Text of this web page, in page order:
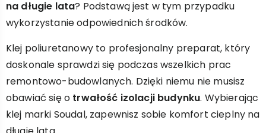
na długie lata? Podstawą jest w tym przypadku
wykorzystanie odpowiednich środków.
Klej poliuretanowy to profesjonalny preparat, który
doskonale sprawdzi się podczas wszelkich prac
remontowo-budowlanych. Dzięki niemu nie musisz
obawiać się o trwałość izolacji budynku. Wybierając
klej marki Soudal, zapewnisz sobie komfort cieplny na